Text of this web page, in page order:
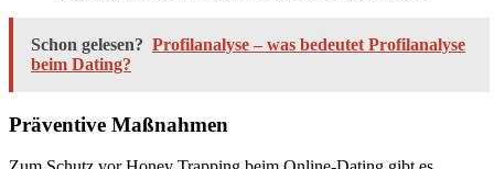
Schon gelesen? Profilanalyse – was bedeutet Profilanalyse
beim Dating?
Präventive Maßnahmen